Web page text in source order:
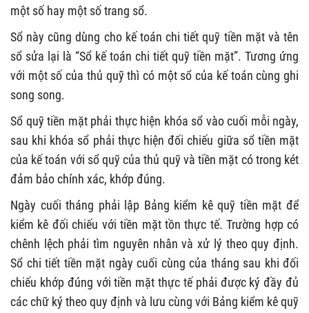
một số hay một số trang sổ.
Sổ này cũng dùng cho kế toán chi tiết quỹ tiền mặt và tên
sổ sửa lại là “Sổ kế toán chi tiết quỹ tiền mặt”. Tương ứng
với một số của thủ quỹ thì có một sổ của kế toán cùng ghi
song song.
Sổ quỹ tiền mặt phải thực hiện khóa sổ vào cuối mỗi ngày,
sau khi khóa sổ phải thực hiện đối chiếu giữa sổ tiền mặt
của kế toán với sổ quỹ của thủ quỹ và tiền mặt có trong két
đảm bảo chính xác, khớp đúng.
Ngày cuối tháng phải lập Bảng kiểm kê quỹ tiền mặt để
kiểm kê đối chiếu với tiền mặt tồn thực tế. Trường hợp có
chênh lệch phải tìm nguyên nhân và xử lý theo quy định.
Sổ chi tiết tiền mặt ngày cuối cùng của tháng sau khi đối
chiếu khớp đúng với tiền mặt thực tế phải được ký đầy đủ
các chữ ký theo quy định và lưu cùng với Bảng kiểm kê quỹ